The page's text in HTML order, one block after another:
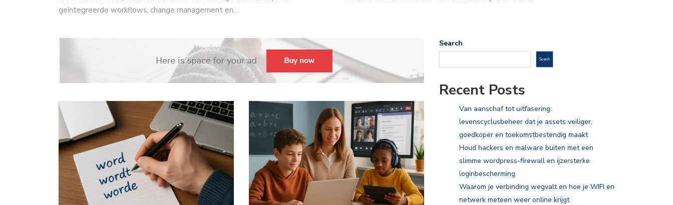
geïntegreerde workflows, change management en…
Search
Search
Recent Posts
Van aanschaf tot uitfasering:
levenscyclusbeheer dat je assets veiliger,
goedkoper en toekomstbestendig maakt
Houd hackers en malware buiten met een
slimme wordpress-firewall en ijzersterke
loginbescherming
Waarom je verbinding wegvalt en hoe je WIFI en
netwerk meteen weer online krijgt